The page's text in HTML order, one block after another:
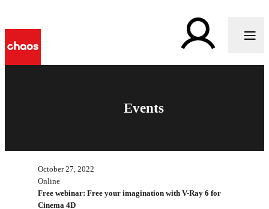
Events
October 27, 2022
Online
Free webinar: Free your imagination with V-Ray 6 for
Cinema 4D